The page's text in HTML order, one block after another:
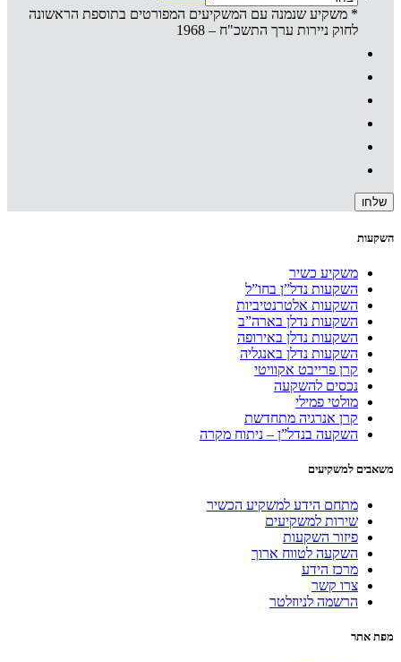
* משקיע שנמנה עם המשקיעים המפורטים בתוספת הראשונה
לחוק ניירות ערך התשכ"ח – 1968
השקעות
משקיע כשיר
השקעות נדל”ן בחו”ל
השקעות אלטרנטיביות
השקעות נדלן בארה”ב
השקעות נדלן באירופה
השקעות נדלן באנגליה
קרן פרייבט אקוויטי
נכסים להשקעה
מולטי פמילי
קרן אנרגיה מתחדשת
השקעה בנדל”ן – ניתוח מקרה
משאבים למשקיעים
מתחם הידע למשקיע הכשיר
שירות למשקיעים
פיזור השקעות
השקעה לטווח ארוך
מרכז הידע
צרו קשר
הרשמה לניוזלטר
מפת אתר